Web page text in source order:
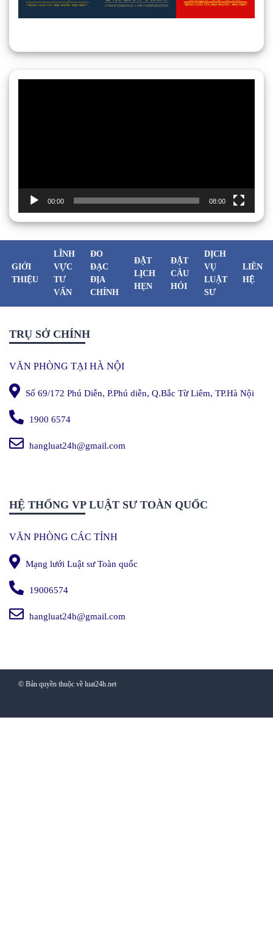
00:00 08:00
GIỚI
THIỆU
LĨNH
VỰC
TƯ
VẤN
ĐO
ĐẠC
ĐỊA
CHÍNH
ĐẶT
LỊCH
HẸN
ĐẶT
CÂU
HỎI
DỊCH
VỤ
LUẬT
SƯ
LIÊN
HỆ
TRỤ SỞ CHÍNH
VĂN PHÒNG TẠI HÀ NỘI
Số 69/172 Phú Diễn, P.Phú diễn, Q.Bắc Từ Liêm, TP.Hà Nội
1900 6574
hangluat24h@gmail.com
HỆ THỐNG VP LUẬT SƯ TOÀN QUỐC
VĂN PHÒNG CÁC TỈNH
Mạng lưới Luật sư Toàn quốc
19006574
hangluat24h@gmail.com
© Bản quyền thuộc về luat24h.net